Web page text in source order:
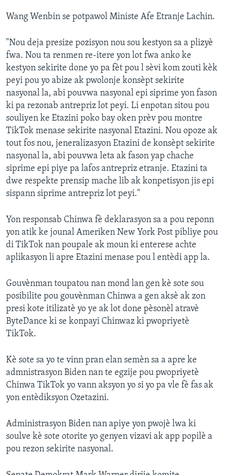
Wang Wenbin se potpawol Ministe Afe Etranje Lachin.
"Nou deja presize pozisyon nou sou kestyon sa a plizyè
fwa. Nou ta renmen re-itere yon lot fwa anko ke
kestyon sekirite done yo pa fèt pou l sèvi kom zouti kèk
peyi pou yo abize ak pwolonje konsèpt sekirite
nasyonal la, abi pouvwa nasyonal epi siprime yon fason
ki pa rezonab antrepriz lot peyi. Li enpotan sitou pou
souliyen ke Etazini poko bay oken prèv pou montre
TikTok menase sekirite nasyonal Etazini. Nou opoze ak
tout fos nou, jeneralizasyon Etazini de konsèpt sekirite
nasyonal la, abi pouvwa leta ak fason yap chache
siprime epi piye pa lafos antrepriz etranje. Etazini ta
dwe respekte prensip mache lib ak konpetisyon jis epi
sispann siprime antrepriz lot peyi."
Yon responsab Chinwa fè deklarasyon sa a pou reponn
yon atik ke jounal Ameriken New York Post pibliye pou
di TikTok nan poupale ak moun ki enterese achte
aplikasyon li apre Etazini menase pou l entèdi app la.
Gouvènman toupatou nan mond lan gen kè sote sou
posibilite pou gouvènman Chinwa a gen aksè ak zon
presi kote itilizatè yo ye ak lot done pèsonèl atravè
ByteDance ki se konpayi Chinwaz ki pwopriyetè
TikTok.
Kè sote sa yo te vinn pran elan semèn sa a apre ke
admnistrasyon Biden nan te egzije pou pwopriyetè
Chinwa TikTok yo vann aksyon yo si yo pa vle fè fas ak
yon entèdiksyon Ozetazini.
Administrasyon Biden nan apiye yon pwojè lwa ki
soulve kè sote otorite yo genyen vizavi ak app popilè a
pou rezon sekirite nasyonal.